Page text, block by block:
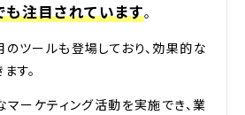
も注目されています。
ツールも登場しており、効果的な
す。
マーケティング活動を実施でき、業